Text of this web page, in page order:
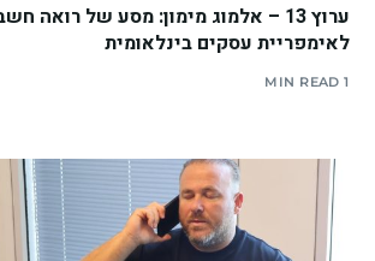
ערוץ 13 – אלמוג מימון: מסע של רואה
לאימפריית עסקים בינלאומית
1 MIN READ